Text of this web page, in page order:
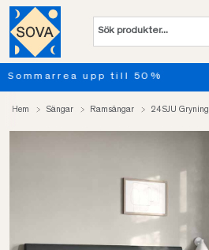
Provsov upp till
Hem Sängar Ramsängar 24SJU